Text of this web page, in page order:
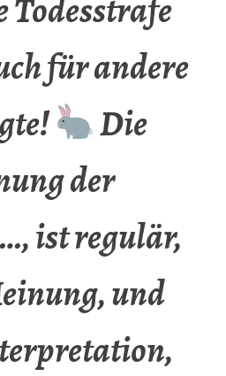
Todesstrafe
für andere
Die
der
ist regulär,
und